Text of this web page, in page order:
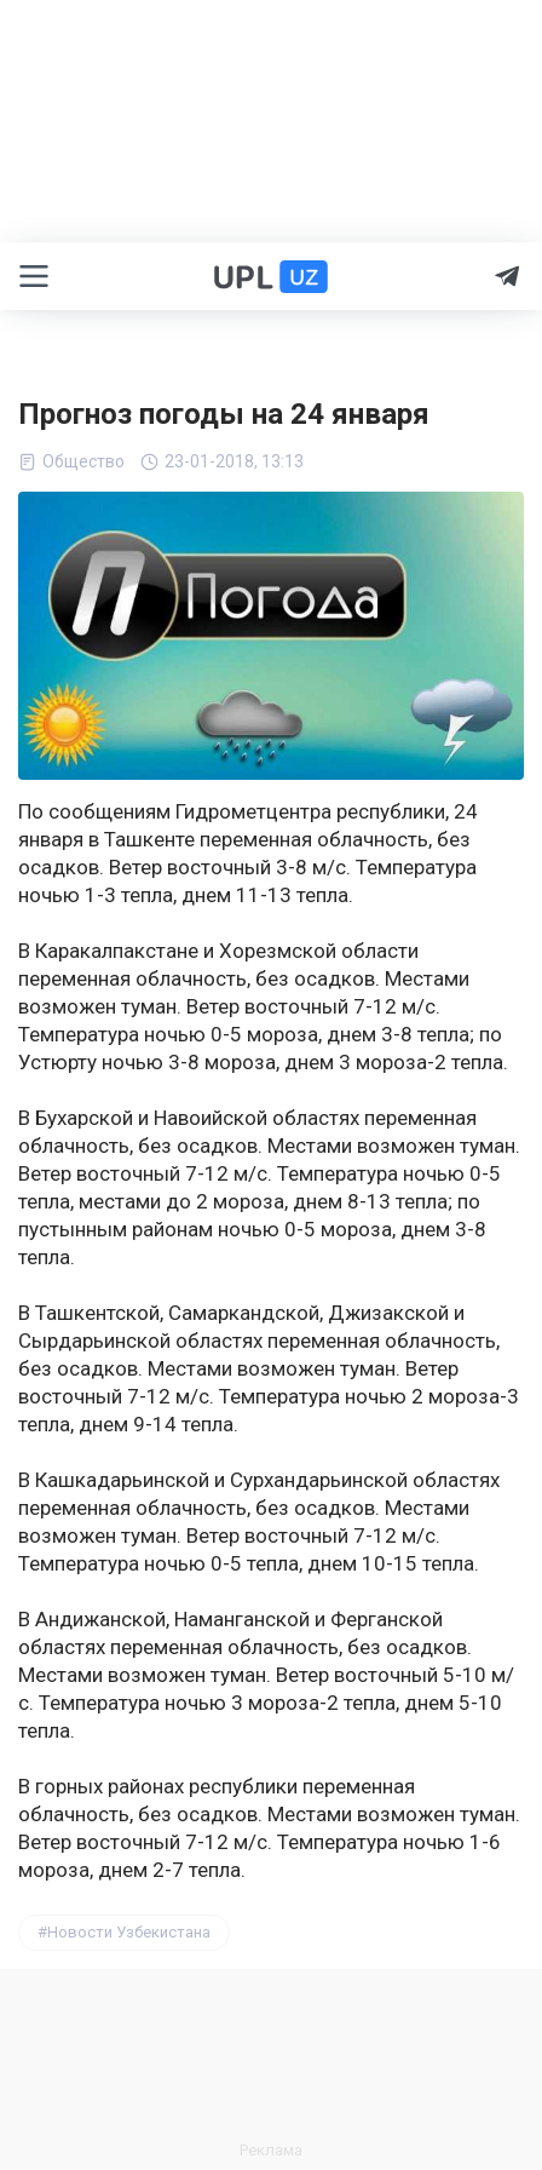
Прогноз погоды на 24 января
Общество 23-01-2018, 13:13
По сообщениям Гидрометцентра республики, 24
января в Ташкенте переменная облачность, без
осадков. Ветер восточный 3-8 м/с. Температура
ночью 1-3 тепла, днем 11-13 тепла.
В Каракалпакстане и Хорезмской области
переменная облачность, без осадков. Местами
возможен туман. Ветер восточный 7-12 м/с.
Температура ночью 0-5 мороза, днем 3-8 тепла; по
Устюрту ночью 3-8 мороза, днем 3 мороза-2 тепла.
В Бухарской и Навоийской областях переменная
облачность, без осадков. Местами возможен туман.
Ветер восточный 7-12 м/с. Температура ночью 0-5
тепла, местами до 2 мороза, днем 8-13 тепла; по
пустынным районам ночью 0-5 мороза, днем 3-8
тепла.
В Ташкентской, Самаркандской, Джизакской и
Сырдарьинской областях переменная облачность,
без осадков. Местами возможен туман. Ветер
восточный 7-12 м/с. Температура ночью 2 мороза-3
тепла, днем 9-14 тепла.
В Кашкадарьинской и Сурхандарьинской областях
переменная облачность, без осадков. Местами
возможен туман. Ветер восточный 7-12 м/с.
Температура ночью 0-5 тепла, днем 10-15 тепла.
В Андижанской, Наманганской и Ферганской
областях переменная облачность, без осадков.
Местами возможен туман. Ветер восточный 5-10 м/
с. Температура ночью 3 мороза-2 тепла, днем 5-10
тепла.
В горных районах республики переменная
облачность, без осадков. Местами возможен туман.
Ветер восточный 7-12 м/с. Температура ночью 1-6
мороза, днем 2-7 тепла.
Новости Узбекистана